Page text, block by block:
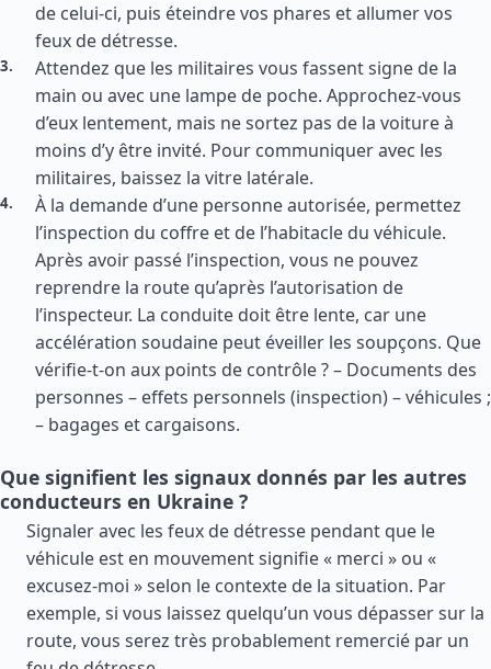
de celui-ci, puis éteindre vos phares et allumer vos
feux de détresse.
Attendez que les militaires vous fassent signe de la
main ou avec une lampe de poche. Approchez-vous
d’eux lentement, mais ne sortez pas de la voiture à
moins d’y être invité. Pour communiquer avec les
militaires, baissez la vitre latérale.
À la demande d’une personne autorisée, permettez
l’inspection du coffre et de l’habitacle du véhicule.
Après avoir passé l’inspection, vous ne pouvez
reprendre la route qu’après l’autorisation de
l’inspecteur. La conduite doit être lente, car une
accélération soudaine peut éveiller les soupçons. Que
vérifie-t-on aux points de contrôle ? – Documents des
personnes – effets personnels (inspection) – véhicules ;
– bagages et cargaisons.
Que signifient les signaux donnés par les autres
conducteurs en Ukraine ?
Signaler avec les feux de détresse pendant que le
véhicule est en mouvement signifie « merci » ou «
excusez-moi » selon le contexte de la situation. Par
exemple, si vous laissez quelqu’un vous dépasser sur la
route, vous serez très probablement remercié par un